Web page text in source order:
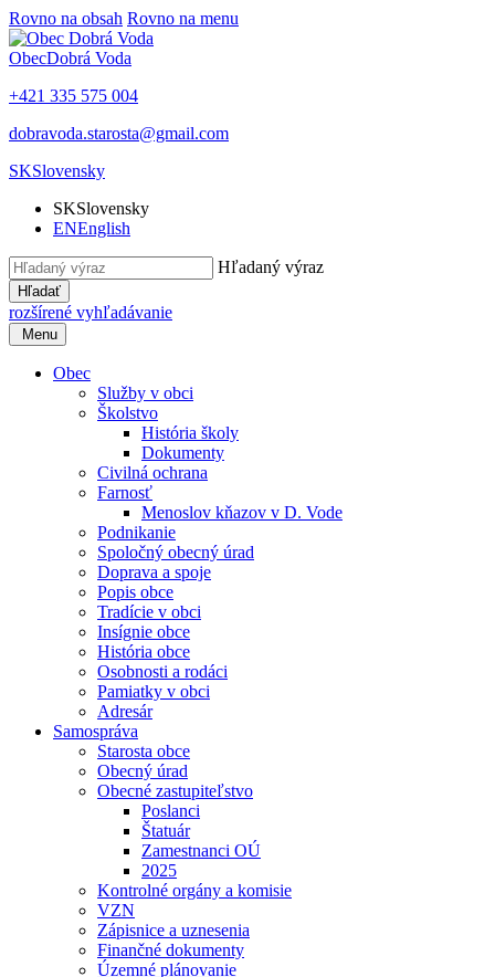
Rovno na obsah Rovno na menu
ObecDobrá Voda
+421 335 575 004
dobravoda.starosta@gmail.com
SKSlovensky
SKSlovensky
ENEnglish
Hľadaný výraz
Hľadať
rozšírené vyhľadávanie
Menu
Obec
Služby v obci
Školstvo
História školy
Dokumenty
Civilná ochrana
Farnosť
Menoslov kňazov v D. Vode
Podnikanie
Spoločný obecný úrad
Doprava a spoje
Popis obce
Tradície v obci
Insígnie obce
História obce
Osobnosti a rodáci
Pamiatky v obci
Adresár
Samospráva
Starosta obce
Obecný úrad
Obecné zastupiteľstvo
Poslanci
Štatuár
Zamestnanci OÚ
2025
Kontrolné orgány a komisie
VZN
Zápisnice a uznesenia
Finančné dokumenty
Územné plánovanie